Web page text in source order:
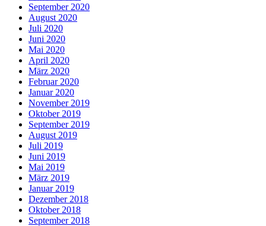
September 2020
August 2020
Juli 2020
Juni 2020
Mai 2020
April 2020
März 2020
Februar 2020
Januar 2020
November 2019
Oktober 2019
September 2019
August 2019
Juli 2019
Juni 2019
Mai 2019
März 2019
Januar 2019
Dezember 2018
Oktober 2018
September 2018